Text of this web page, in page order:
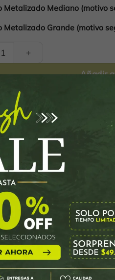
Metalizado Mediano (motivo
Metalizado Grande (motivo
Añadir
(0)
× 30 cm